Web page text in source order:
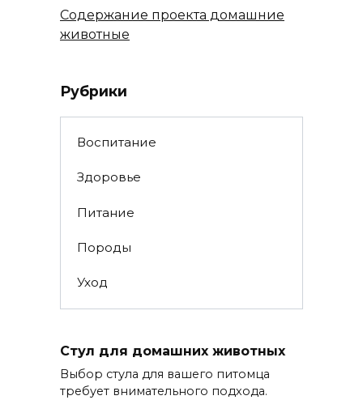
Содержание проекта домашние
животные
Рубрики
Воспитание
Здоровье
Питание
Породы
Уход
Стул для домашних животных
Выбор стула для вашего питомца
требует внимательного подхода.